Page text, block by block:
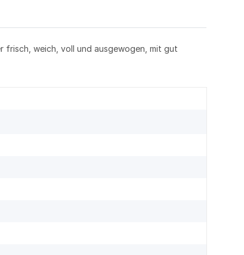
frisch, weich, voll und ausgewogen, mit gut